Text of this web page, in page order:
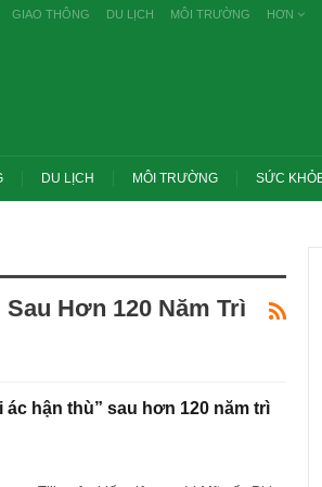
GIAO THÔNG DU LỊCH MÔI TRƯỜNG HƠN
DU LỊCH MÔI TRƯỜNG SỨC
Hơn 120 Năm Trì
ác hận thù” sau hơn 120 năm trì